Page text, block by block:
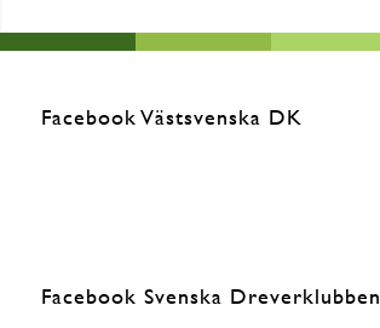
Facebook Västsvenska DK
Facebook Svenska Dreverklubben